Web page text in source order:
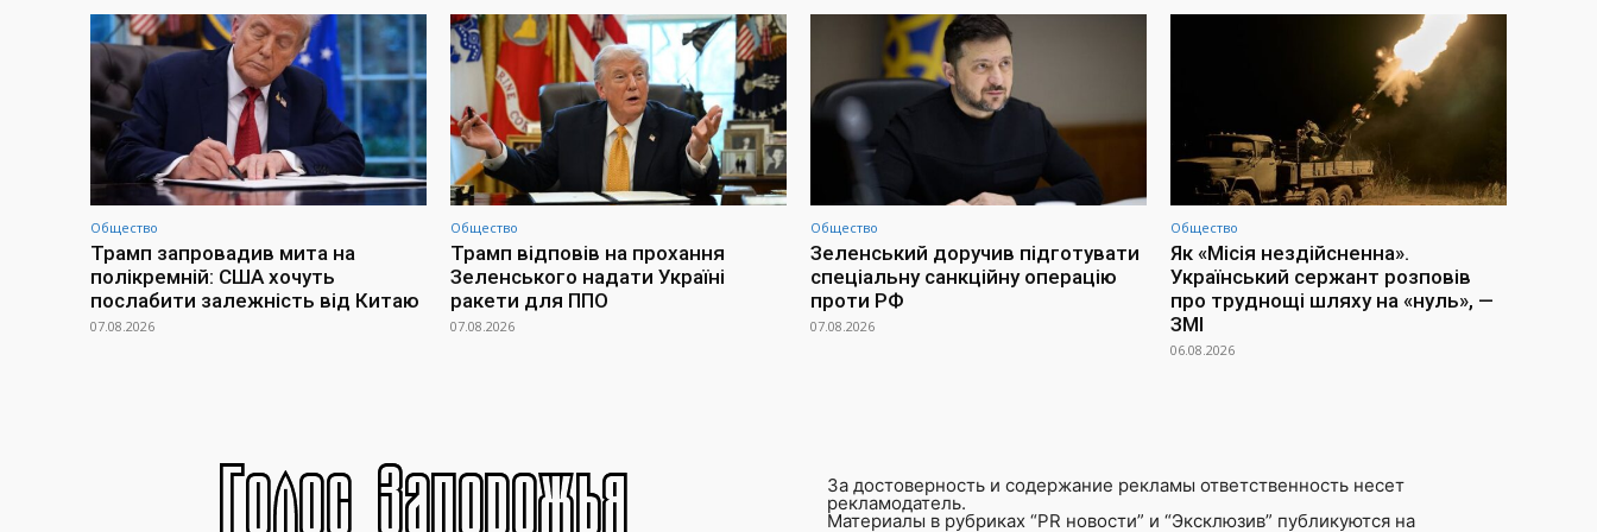
Общество
Трамп запровадив мита на
полікремній: США хочуть
послабити залежність від Китаю
07.08.2026
Общество
Трамп відповів на прохання
Зеленського надати Україні
ракети для ППО
07.08.2026
Общество
Зеленський доручив підготувати
спеціальну санкційну операцію
проти РФ
07.08.2026
Общество
Як «Місія нездійсненна».
Український сержант розповів
про труднощі шляху на «нуль», —
ЗМІ
06.08.2026
За достоверность и содержание рекламы ответственность несет
рекламодатель.
Материалы в рубриках “PR новости” и “Эксклюзив” публикуются на